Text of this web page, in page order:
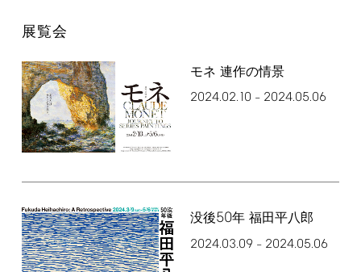
展覧会
モネ 連作の情景
2024.02.10 – 2024.05.06
没後50年 福田平八郎
2024.03.09– 2024.05.06